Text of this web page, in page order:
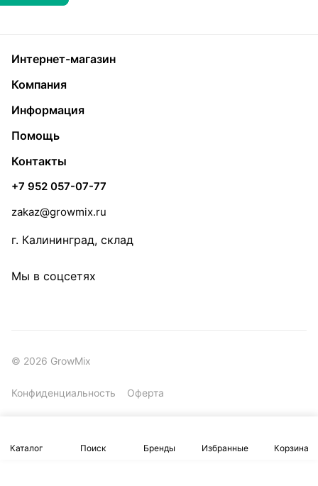
Интернет-магазин
Компания
Информация
Помощь
Контакты
+7 952 057-07-77
zakaz@growmix.ru
г. Калининград, склад
Мы в соцсетях
© 2026 GrowMix
Конфиденциальность Оферта
Каталог Поиск Бренды Избранные Корзина